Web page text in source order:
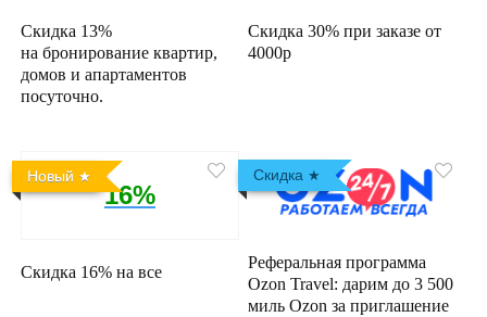
Скидка 13%
на бронирование квартир,
домов и апартаментов
посуточно.
Скидка 30% при заказе от
4000р
Новый
16%
Скидка 16% на все
Скидка
Реферальная программа
Ozon Travel: дарим до 3 500
миль Ozon за приглашение